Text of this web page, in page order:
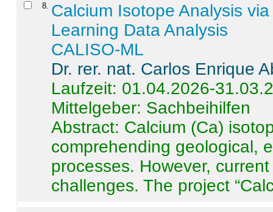
8 Calcium Isotope Analysis
Learning Data Analysis
CALISO-ML
Dr. rer. nat. Carlos Enrique
Laufzeit: 01.04.2026-
Mittelgeber: Sachbeihilfen
Abstract: Calcium (Ca)
comprehending geological,
processes. However,
challenges. The project